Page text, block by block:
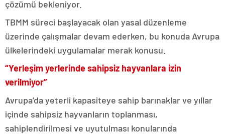
çözümü bekleniyor.
TBMM süreci başlayacak olan yasal düzenleme
üzerinde çalışmalar devam ederken, bu konuda Avrupa
ülkelerindeki uygulamalar merak konusu.
“Yerleşim yerlerinde sahipsiz hayvanlara izin
verilmiyor”
Avrupa’da yeterli kapasiteye sahip barınaklar ve yıllar
içinde sahipsiz hayvanların toplanması,
sahiplendirilmesi ve uyutulması konularında